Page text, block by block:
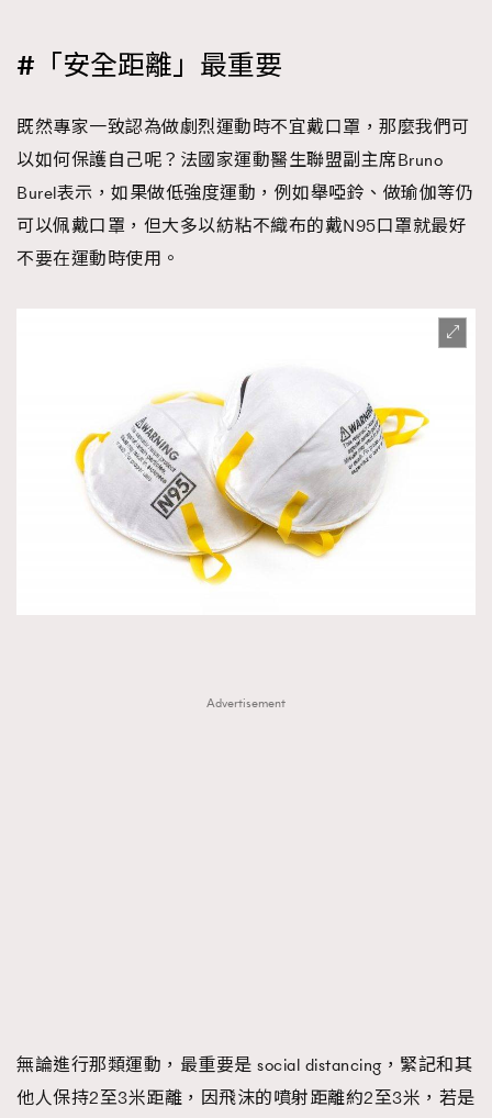
#「安全距離」最重要
既然專家一致認為做劇烈運動時不宜戴口罩，那麼我們可
以如何保護自己呢？法國家運動醫生聯盟副主席Bruno
Burel表示，如果做低強度運動，例如舉啞鈴、做瑜伽等仍
可以佩戴口罩，但大多以紡粘不織布的戴N95口罩就最好
不要在運動時使用。
Advertisement
無論進行那類運動，最重要是 social distancing，緊記和其
他人保持2至3米距離，因飛沫的噴射距離約2至3米，若是